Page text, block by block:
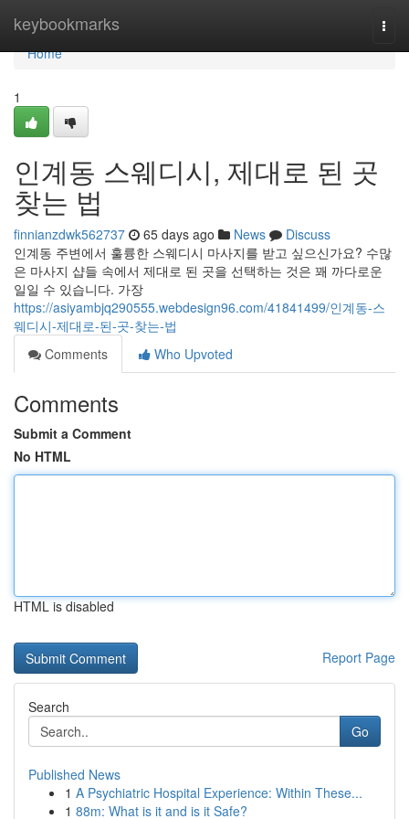
keybookmarks
Home
Home
1
인계동 스웨디시, 제대로 된 곳
찾는 법
finnianzdwk562737 65 days ago News
Discuss
인계동 주변에서 훌륭한 스웨디시 마사지를 받고 싶으신가요? 수많
은 마사지 샵들 속에서 제대로 된 곳을 선택하는 것은 꽤 까다로운
일일 수 있습니다. 가장
https://asiyambjq290555.webdesign96.com/41841499/인계동-스
웨디시-제대로-된-곳-찾는-법
Comments
Who Upvoted
Comments
Submit a Comment
No HTML
HTML is disabled
Report Page
Search
Go
Published News
1 A Psychiatric Hospital Experience: Within These...
1 88m: What is it and is it Safe?